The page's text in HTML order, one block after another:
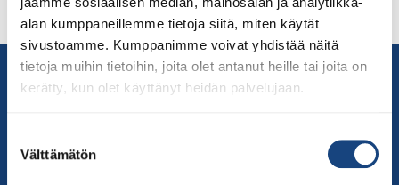
alan kumppaneillemme tietoja siitä, miten käytät
sivustoamme. Kumppanimme voivat yhdistää näitä
tietoja muihin tietoihin, joita olet antanut heille tai joita on
kerätty, kun olet käyttänyt heidän palvelujaan.
valinta
Välttämätön
-63 […]
Yhteystiedot
Suomen Judoliitto